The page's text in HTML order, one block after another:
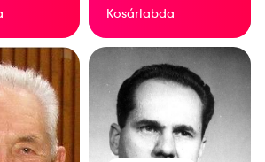
Kosárlabda